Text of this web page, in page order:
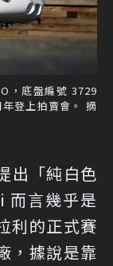
，底盤編號 3729
登上拍賣會。 摘
出「純白色
而言幾乎是
利的正式賽
，據說是靠